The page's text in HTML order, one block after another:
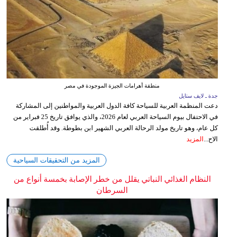
منطقة أهرامات الجيزة الموجودة في مصر
جدة ـ لايف ستايل
دعت المنظمة العربية للسياحة كافة الدول العربية والمواطنين إلى المشاركة
في الاحتفال بيوم السياحة العربي لعام 2026، والذي يوافق تاريخ 25 فبراير من
كل عام، وهو تاريخ مولد الرحالة العربي الشهير ابن بطوطة. وقد أُطلقت
الاح... المزيد
المزيد من التحقيقات السياحية
النظام الغذائي النباتي يقلل من خطر الإصابة بخمسة أنواع من
السرطان